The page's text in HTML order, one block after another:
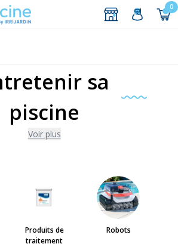
0
sa
piscine
Voir plus
Produits de
traitement
Robots